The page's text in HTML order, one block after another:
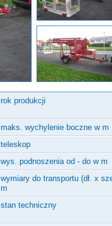
rok produkcji
maks. wychylenie boczne w m
teleskop
wys. podnoszenia od - do w m
wymiary do transportu (dł. x
m
stan techniczny